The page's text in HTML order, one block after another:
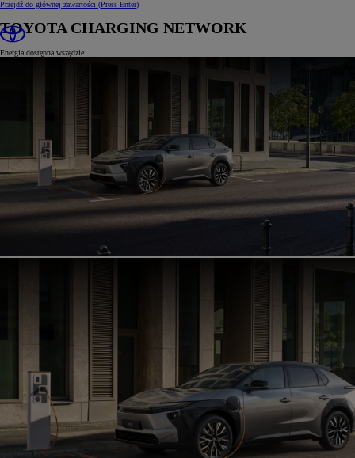
Przejdź do głównej zawartości (Press Enter)
TOYOTA CHARGING NETWORK
Energia dostępna wszędzie